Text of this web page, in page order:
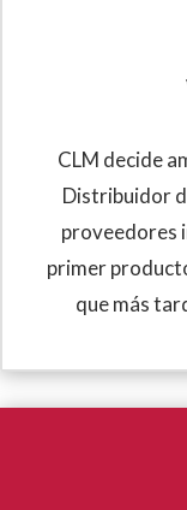
CLM decide
Distribuidor
proveedores
primer
que más